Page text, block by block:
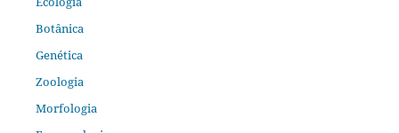
Botânica
Genética
Zoologia
Morfologia